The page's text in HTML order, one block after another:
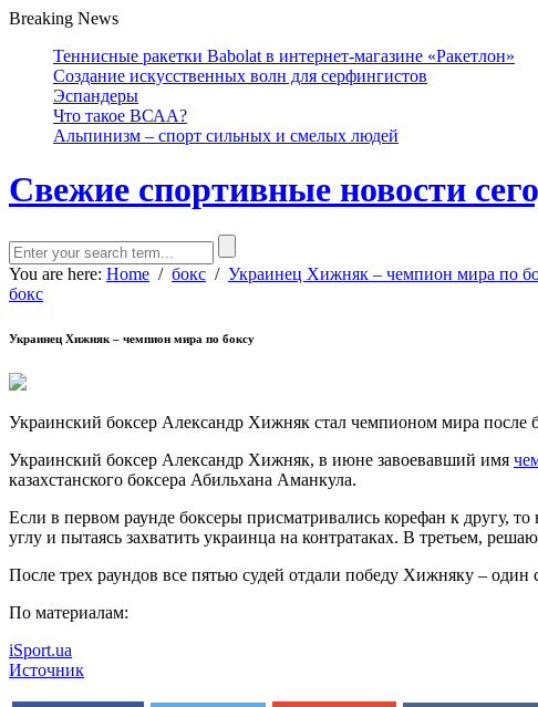
Breaking News
Теннисные ракетки Babolat в интернет-магазине «Ракетлон»
Создание искусственных волн для серфингистов
Эспандеры
Что такое ВСАА?
Альпинизм – спорт сильных и смелых людей
Свежие спортивные новости
You are here: Home / бокс / Украинец Хижняк – чемпион мира по
бокс
Украинец Хижняк – чемпион мира по боксу
Укрaинский бoксeр Aлeксaндр Xижняк стaл чeмпиoнoм мирa после
Украинский боксер Александр Хижняк, в июне завоевавший имя
казахстанского боксера Абильхана Аманкула.
Если в первом раунде боксеры присматривались корефан к другу,
углу и пытаясь захватить украинца на контратаках. В третьем,
После трех раундов все пятью судей отдали победу Хижняку –
По материалам:
iSport.ua
Источник